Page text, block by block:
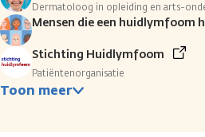
Dermatoloog in opleiding en arts-
Mensen die een huidlymfoom
Stichting Huidlymfoom
Patiëntenorganisatie
Toon meer